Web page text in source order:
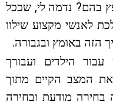
בהם? נדמה לי, שככל
לאנשי מקצוע שילוו
הזה באומץ ובגבורה.
הילדים ועבורך
המצב הקיים מתוך
בחירה מודעת ובחירה